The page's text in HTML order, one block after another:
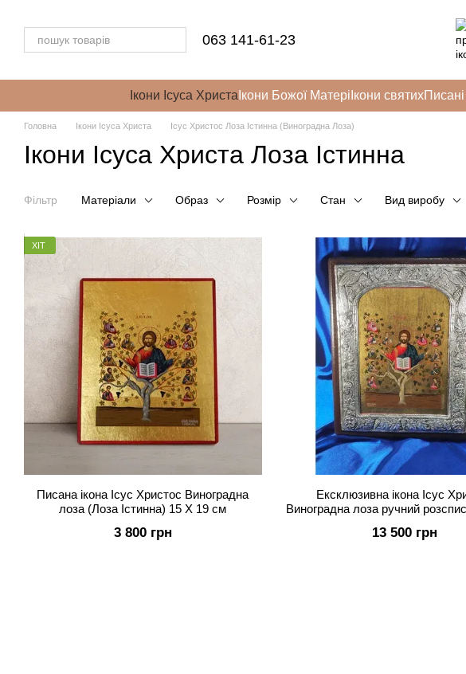
063 141-61-23
Ікони Ісуса Христа Ікони Божої Матері Ікони святихПисані
Головна Ікони Ісуса Христа Ісус Христос Лоза Істинна (Виноградна Лоза)
Ікони Ісуса Христа Лоза Істинна
Фільтр Матеріали Образ Розмір Стан Вид виробу
ХІТ
Писана ікона Ісус Христос Виноградна
лоза (Лоза Істинна) 15 Х 19 см
3 800 грн
Ексклюзивна ікона Ісус
Виноградна лоза ручний розспис
13 500 грн